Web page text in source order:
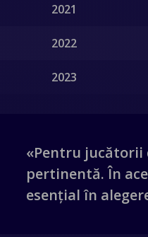
2021
2022
2023
«Pentru
pertinentă. În
esențial în